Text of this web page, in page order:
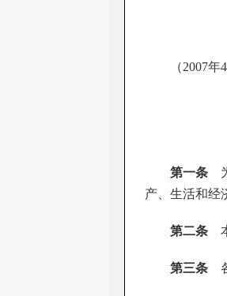
（2007年4
第一条
产、生活和经
第二条
第三条